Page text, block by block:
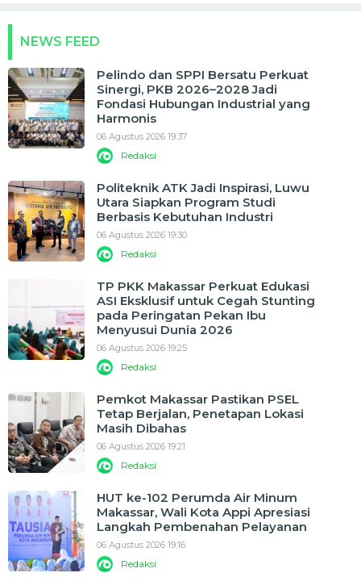
NEWS FEED
Pelindo dan SPPI Bersatu Perkuat
Sinergi, PKB 2026–2028 Jadi
Fondasi Hubungan Industrial yang
Harmonis
06 Agustus 2026 19:37
Redaksi
Politeknik ATK Jadi Inspirasi, Luwu
Utara Siapkan Program Studi
Berbasis Kebutuhan Industri
06 Agustus 2026 19:30
Redaksi
TP PKK Makassar Perkuat Edukasi
ASI Eksklusif untuk Cegah Stunting
pada Peringatan Pekan Ibu
Menyusui Dunia 2026
06 Agustus 2026 19:25
Redaksi
Pemkot Makassar Pastikan PSEL
Tetap Berjalan, Penetapan Lokasi
Masih Dibahas
06 Agustus 2026 19:21
Redaksi
HUT ke-102 Perumda Air Minum
Makassar, Wali Kota Appi Apresiasi
Langkah Pembenahan Pelayanan
06 Agustus 2026 19:16
Redaksi